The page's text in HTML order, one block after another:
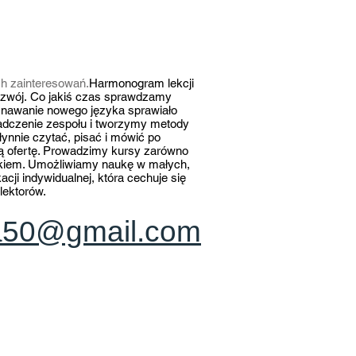
zainteresowań.Harmonogram lekcji
Co jakiś czas sprawdzamy
nowego języka sprawiało
zespołu i tworzymy metody
czytać, pisać i mówić po
ofertę. Prowadzimy kursy zarówno
Umożliwiamy naukę w małych,
indywidualnej, która cechuje się